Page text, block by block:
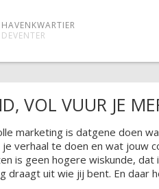
HAVENKWARTIER
DEVENTER
VOL VUUR JE
marketing is datgene doen
verhaal te doen en wat jouw
is geen hogere wiskunde, dat
draagt uit wie jij bent. En daar